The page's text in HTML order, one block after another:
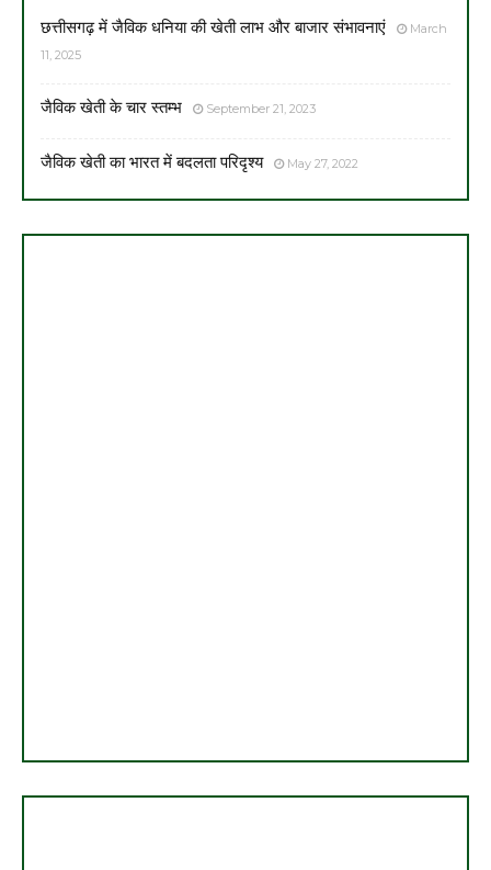
छत्तीसगढ़ में जैविक धनिया की खेती लाभ और बाजार संभावनाएं
March
11, 2025
जैविक खेती के चार स्तम्भ September 21, 2023
जैविक खेती का भारत में बदलता परिदृश्य May 27, 2022